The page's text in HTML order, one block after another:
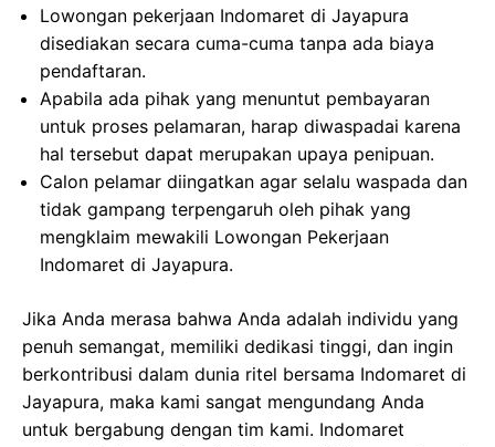
Lowongan pekerjaan Indomaret di Jayapura
disediakan secara cuma-cuma tanpa ada biaya
pendaftaran.
Apabila ada pihak yang menuntut pembayaran
untuk proses pelamaran, harap diwaspadai karena
hal tersebut dapat merupakan upaya penipuan.
Calon pelamar diingatkan agar selalu waspada dan
tidak gampang terpengaruh oleh pihak yang
mengklaim mewakili Lowongan Pekerjaan
Indomaret di Jayapura.
Jika Anda merasa bahwa Anda adalah individu yang
penuh semangat, memiliki dedikasi tinggi, dan ingin
berkontribusi dalam dunia ritel bersama Indomaret di
Jayapura, maka kami sangat mengundang Anda
untuk bergabung dengan tim kami. Indomaret